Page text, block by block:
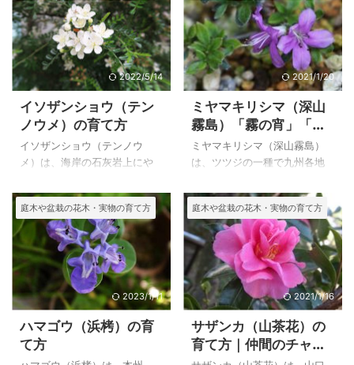
形につくることが出来ます。
寒さには弱いので、寒冷地で
は鉢で育てて、冬は暖かく管
理する必要があります。関東
地方の我が家では枯れること
なく地植えで冬越しが出来ま
す。 植えるときは日当たりの
良いところに植えます。繁殖
は挿し木ですが、発根率が良
いので殖やすことは容易で、
に短期間でできるのも魅力で
す。 上のモッコウバラ（木香
薔薇）は、自宅で２００３年
５月５日に撮影 ...
リシマ、ヤマツツジなどを交
配したもののようです。 花も
小型、樹高も低く、花色も豊
富で花付が良く育てやすいた
めに好んで栽培されているよ
うです。 小さな庭でも栽培で
き、春の庭を華やかに彩って
くれます。ただ、夏に蕾を食
べる、ベニモンアオリンガの
幼虫が蕾を食べてしまうの
花が少なくなってしまいま
す。 日光中善寺湖畔、仙人ヶ
岳のヤマツツジ（山躑躅）の
写真と特徴を載 ...
2022/5/14
イソザンショウ（テン
ノウメ）の育て方
イソザンショウ（テンノウ
メ）は、海岸の石灰岩上にや
すが、絶滅危惧植物になって
いるようで園芸家が挿し木、
種を蒔いて殖やしたものが出
回っているようです。 もしく
は、イソザンショウと中国産
の「雲南イソザンショウ」の
交配種も出回っているような
ので、交配種かもしれませ
ん。 我が家も知人から挿し木
苗をいただき、その後、挿し
木で殖やしています。種から
2021/1/20
ミヤマキリシマ（深山
霧島）「霧の宵」「九
重」の育て方
ミヤマキリシマ（深山霧島）
は、ツツジの一種で九州各地
度の低木で、花期は５月下旬
から６月中旬で、枝先に２～
３個ずつ紫紅色の花をつける
が、桃色、薄紅色の花も見ら
れます。 小さな庭でも栽培で
き、春の庭を華やかに彩って
くれます。ただ、夏に蕾を食
べる、ベニモンアオリンガの
幼虫が蕾を食べてしまうの
で、薬剤散布をしないと翌年
花が少なくなってしまいま
庭木や盆栽の花木・実物の育て方
2023/1/11
ハマゴウ（浜栲）の育
て方
庭木や盆栽の花木・実物の育て方
2021/1/16
サザンカ（山茶花）の
育て方｜仲間のチャ